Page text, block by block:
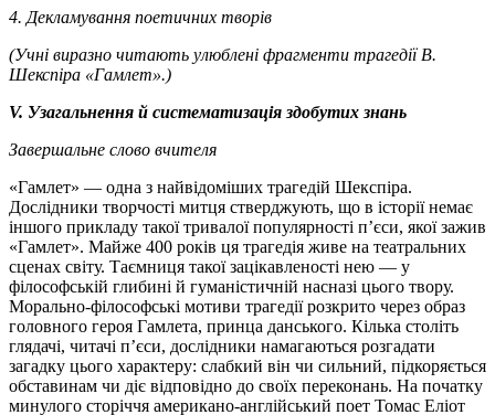
4. Декламування поетичних творів
(Учні виразно читають улюблені фрагменти трагедії В.
Шекспіра «Гамлет».)
V. Узагальнення й систематизація здобутих знань
Завершальне слово вчителя
«Гамлет» — одна з найвідоміших трагедій Шекспіра.
Дослідники творчості митця стверджують, що в історії немає
іншого прикладу такої тривалої популярності п’єси, якої зажив
«Гамлет». Майже 400 років ця трагедія живе на театральних
сценах світу. Таємниця такої зацікавленості нею — у
філософській глибині й гуманістичній насназі цього твору.
Морально-філософські мотиви трагедії розкрито через образ
головного героя Гамлета, принца данського. Кілька століть
глядачі, читачі п’єси, дослідники намагаються розгадати
загадку цього характеру: слабкий він чи сильний, підкоряється
обставинам чи діє відповідно до своїх переконань. На початку
минулого сторіччя американо-англійський поет Томас Еліот